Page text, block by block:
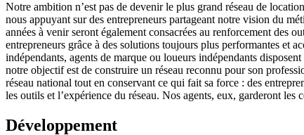
Notre ambition n’est pas de devenir le plus grand réseau de
nous appuyant sur des entrepreneurs partageant notre vision du
années à venir seront également consacrées au renforcement des
entrepreneurs grâce à des solutions toujours plus performantes et
indépendants, agents de marque ou loueurs indépendants
notre objectif est de construire un réseau reconnu pour son
réseau national tout en conservant ce qui fait sa force : des
les outils et l’expérience du réseau. Nos agents, eux, garderont les
Développement